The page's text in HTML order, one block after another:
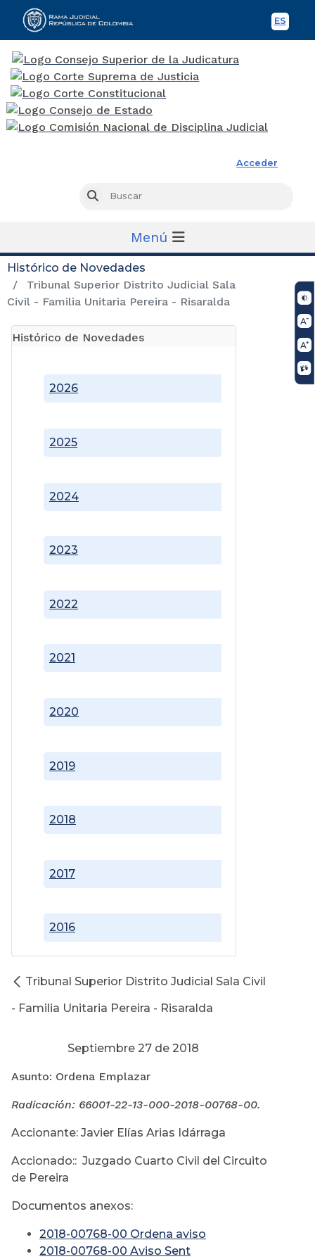
ES
Acceder
Buscar
Menú
Histórico de Novedades
Tribunal Superior Distrito Judicial Sala
Civil - Familia Unitaria Pereira - Risaralda
Histórico de Novedades
2016
2017
2018
2019
2020
2021
2022
2023
2024
2025
2026
Tribunal Superior Distrito Judicial Sala Civil
- Familia Unitaria Pereira - Risaralda
Septiembre 27 de 2018
Asunto: Ordena Emplazar
Radicación: 66001-22-13-000-2018-00768-00.
Accionante: Javier Elías Arias Idárraga
Accionado:: Juzgado Cuarto Civil del Circuito
de Pereira
Documentos anexos:
2018-00768-00 Ordena aviso
2018-00768-00 Aviso Sent